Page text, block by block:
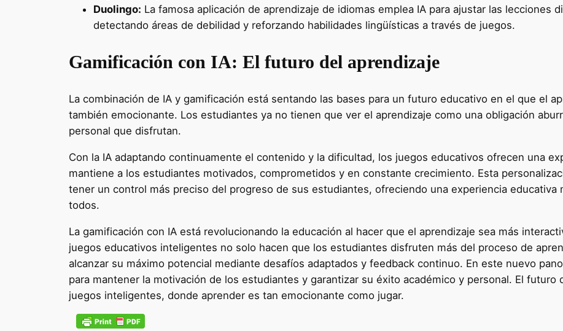
Duolingo: La famosa aplicación de aprendizaje de idiomas emplea IA para ajustar las lecciones
detectando áreas de debilidad y reforzando habilidades lingüísticas a través de juegos.
Gamificación con IA: El futuro del aprendizaje
La combinación de IA y gamificación está sentando las bases para un futuro educativo en el que el
también emocionante. Los estudiantes ya no tienen que ver el aprendizaje como una obligación
personal que disfrutan.
Con la IA adaptando continuamente el contenido y la dificultad, los juegos educativos ofrecen una
mantiene a los estudiantes motivados, comprometidos y en constante crecimiento. Esta
tener un control más preciso del progreso de sus estudiantes, ofreciendo una experiencia educativa
todos.
La gamificación con IA está revolucionando la educación al hacer que el aprendizaje sea más
juegos educativos inteligentes no solo hacen que los estudiantes disfruten más del proceso de
alcanzar su máximo potencial mediante desafíos adaptados y feedback continuo. En este nuevo
para mantener la motivación de los estudiantes y garantizar su éxito académico y personal. El futuro
juegos inteligentes, donde aprender es tan emocionante como jugar.